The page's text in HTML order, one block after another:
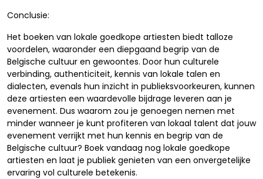
Conclusie:
Het boeken van lokale goedkope artiesten biedt talloze
voordelen, waaronder een diepgaand begrip van de
Belgische cultuur en gewoontes. Door hun culturele
verbinding, authenticiteit, kennis van lokale talen en
dialecten, evenals hun inzicht in publieksvoorkeuren, kunnen
deze artiesten een waardevolle bijdrage leveren aan je
evenement. Dus waarom zou je genoegen nemen met
minder wanneer je kunt profiteren van lokaal talent dat jouw
evenement verrijkt met hun kennis en begrip van de
Belgische cultuur? Boek vandaag nog lokale goedkope
artiesten en laat je publiek genieten van een onvergetelijke
ervaring vol culturele betekenis.